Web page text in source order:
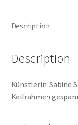
Description
Description
Künstlerin: Sabine
Keilrahmen